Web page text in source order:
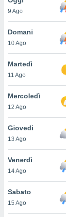
è
al sito
di
ci
di
il
un
la
nella
9 Ago
Domani
10 Ago
Martedì
11 Ago
Mercoledì
12 Ago
Giovedi
13 Ago
Venerdì
14 Ago
Sabato
15 Ago